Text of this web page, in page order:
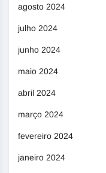
agosto 2024
julho 2024
junho 2024
maio 2024
abril 2024
março 2024
fevereiro 2024
janeiro 2024